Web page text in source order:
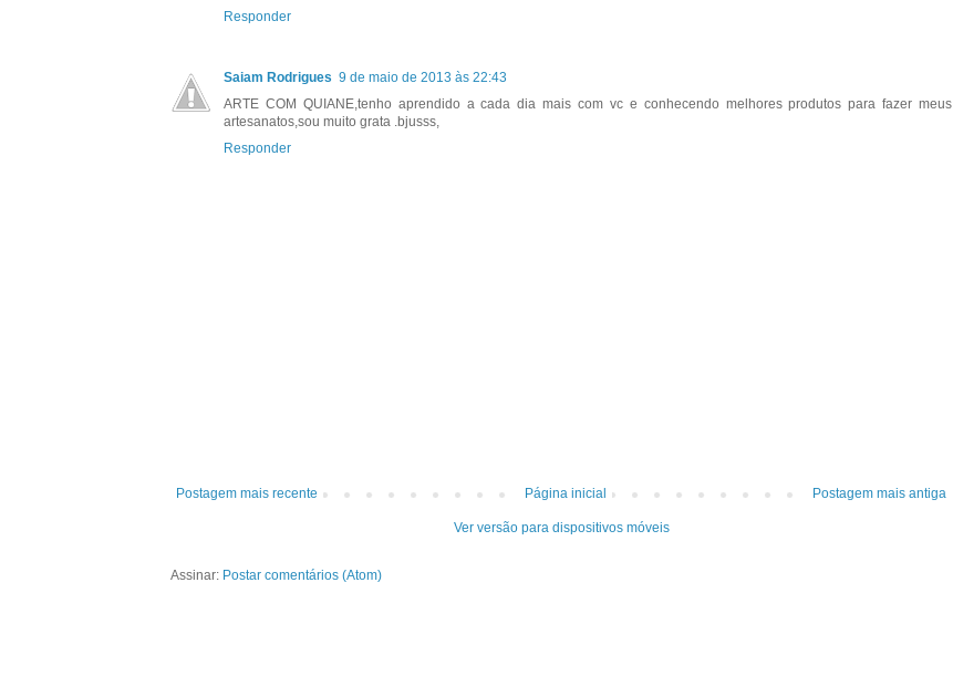
Responder
Saiam Rodrigues 9 de maio de 2013 às 22:43
ARTE COM QUIANE,tenho aprendido a cada dia mais com vc e conhecendo melhores produtos para fazer meus
artesanatos,sou muito grata .bjusss,
Responder
Postagem mais recente Postagem mais antiga
Página inicial
Ver versão para dispositivos móveis
Assinar: Postar comentários (Atom)